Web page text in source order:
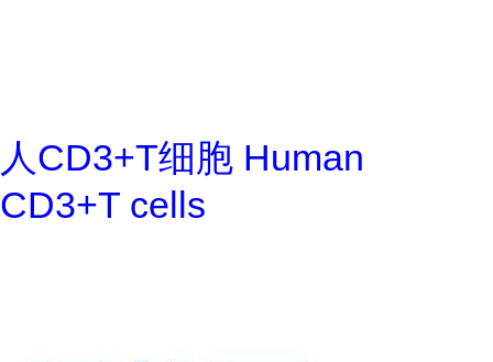
人CD3+T细胞 Human
CD3+T cells